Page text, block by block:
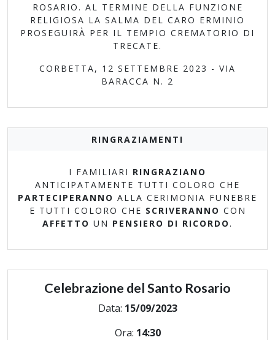
ROSARIO. AL TERMINE DELLA FUNZIONE
RELIGIOSA LA SALMA DEL CARO ERMINIO
PROSEGUIRÀ PER IL TEMPIO CREMATORIO DI
TRECATE.
CORBETTA, 12 SETTEMBRE 2023 - VIA
BARACCA N. 2
RINGRAZIAMENTI
I FAMILIARI RINGRAZIANO
ANTICIPATAMENTE TUTTI COLORO CHE
PARTECIPERANNO ALLA CERIMONIA FUNEBRE
E TUTTI COLORO CHE SCRIVERANNO CON
AFFETTO UN PENSIERO DI RICORDO .
Celebrazione del Santo Rosario
Data: 15/09/2023
Ora: 14:30